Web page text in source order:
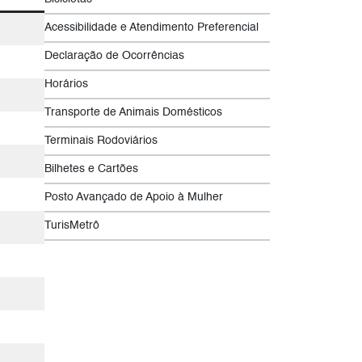
Acessibilidade e Atendimento Preferencial
Declaração de Ocorrências
Horários
Transporte de Animais Domésticos
Terminais Rodoviários
Bilhetes e Cartões
Posto Avançado de Apoio à Mulher
TurisMetrô